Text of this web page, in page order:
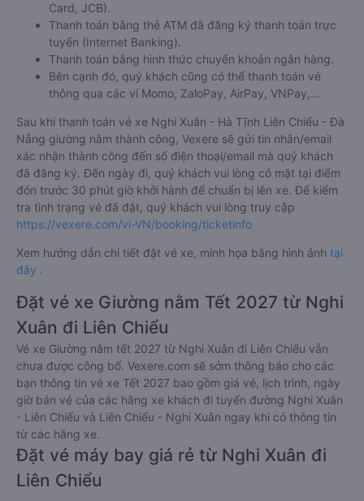
Card, JCB).
Thanh toán bằng thẻ ATM đã đăng ký thanh toán trực
tuyến (Internet Banking).
Thanh toán bằng hình thức chuyển khoản ngân hàng.
Bên cạnh đó, quý khách cũng có thể thanh toán vé
thông qua các ví Momo, ZaloPay, AirPay, VNPay,…
Sau khi thanh toán vé xe Nghi Xuân - Hà Tĩnh Liên Chiểu - Đà
Nẵng giường nằm thành công, Vexere sẽ gửi tin nhắn/email
xác nhận thành công đến số điện thoại/email mà quý khách
đã đăng ký. Đến ngày đi, quý khách vui lòng có mặt tại điểm
đón trước 30 phút giờ khởi hành để chuẩn bị lên xe. Để kiểm
tra tình trạng vé đã đặt, quý khách vui lòng truy cập
https://vexere.com/vi-VN/booking/ticketinfo
Xem hướng dẫn chi tiết đặt vé xe, minh họa bằng hình ảnh tại
đây .
Đặt vé xe Giường nằm Tết 2027 từ Nghi
Xuân đi Liên Chiểu
Vé xe Giường nằm tết 2027 từ Nghi Xuân đi Liên Chiểu vẫn
chưa được công bố. Vexere.com sẽ sớm thông báo cho các
bạn thông tin vé xe Tết 2027 bao gồm giá vé, lịch trình, ngày
giờ bán vé của các hãng xe khách đi tuyến đường Nghi Xuân
- Liên Chiểu và Liên Chiểu - Nghi Xuân ngay khi có thông tin
từ các hãng xe.
Đặt vé máy bay giá rẻ từ Nghi Xuân đi
Liên Chiểu